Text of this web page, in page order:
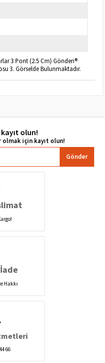
3 Pont (2.5 Cm) Gönderi®
3. Görselde Bulunmaktadır.
olun!
Gönder
Hakkı
66